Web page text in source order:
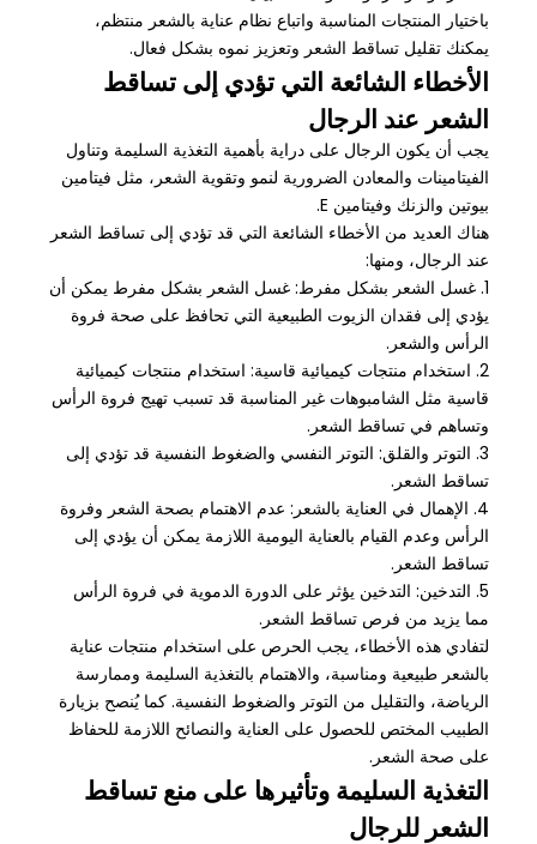
باختيار المنتجات المناسبة واتباع نظام عناية بالشعر منتظم،
يمكنك تقليل تساقط الشعر وتعزيز نموه بشكل فعال.
الأخطاء الشائعة التي تؤدي إلى تساقط
الشعر عند الرجال
يجب أن يكون الرجال على دراية بأهمية التغذية السليمة وتناول
الفيتامينات والمعادن الضرورية لنمو وتقوية الشعر، مثل فيتامين
بيوتين والزنك وفيتامين E.
هناك العديد من الأخطاء الشائعة التي قد تؤدي إلى تساقط الشعر
عند الرجال، ومنها:
1. غسل الشعر بشكل مفرط: غسل الشعر بشكل مفرط يمكن أن
يؤدي إلى فقدان الزيوت الطبيعية التي تحافظ على صحة فروة
الرأس والشعر.
2. استخدام منتجات كيميائية قاسية: استخدام منتجات كيميائية
قاسية مثل الشامبوهات غير المناسبة قد تسبب تهيج فروة الرأس
وتساهم في تساقط الشعر.
3. التوتر والقلق: التوتر النفسي والضغوط النفسية قد تؤدي إلى
تساقط الشعر.
4. الإهمال في العناية بالشعر: عدم الاهتمام بصحة الشعر وفروة
الرأس وعدم القيام بالعناية اليومية اللازمة يمكن أن يؤدي إلى
تساقط الشعر.
5. التدخين: التدخين يؤثر على الدورة الدموية في فروة الرأس
مما يزيد من فرص تساقط الشعر.
لتفادي هذه الأخطاء، يجب الحرص على استخدام منتجات عناية
بالشعر طبيعية ومناسبة، والاهتمام بالتغذية السليمة وممارسة
الرياضة، والتقليل من التوتر والضغوط النفسية. كما يُنصح بزيارة
الطبيب المختص للحصول على العناية والنصائح اللازمة للحفاظ
على صحة الشعر.
التغذية السليمة وتأثيرها على منع تساقط
الشعر للرجال